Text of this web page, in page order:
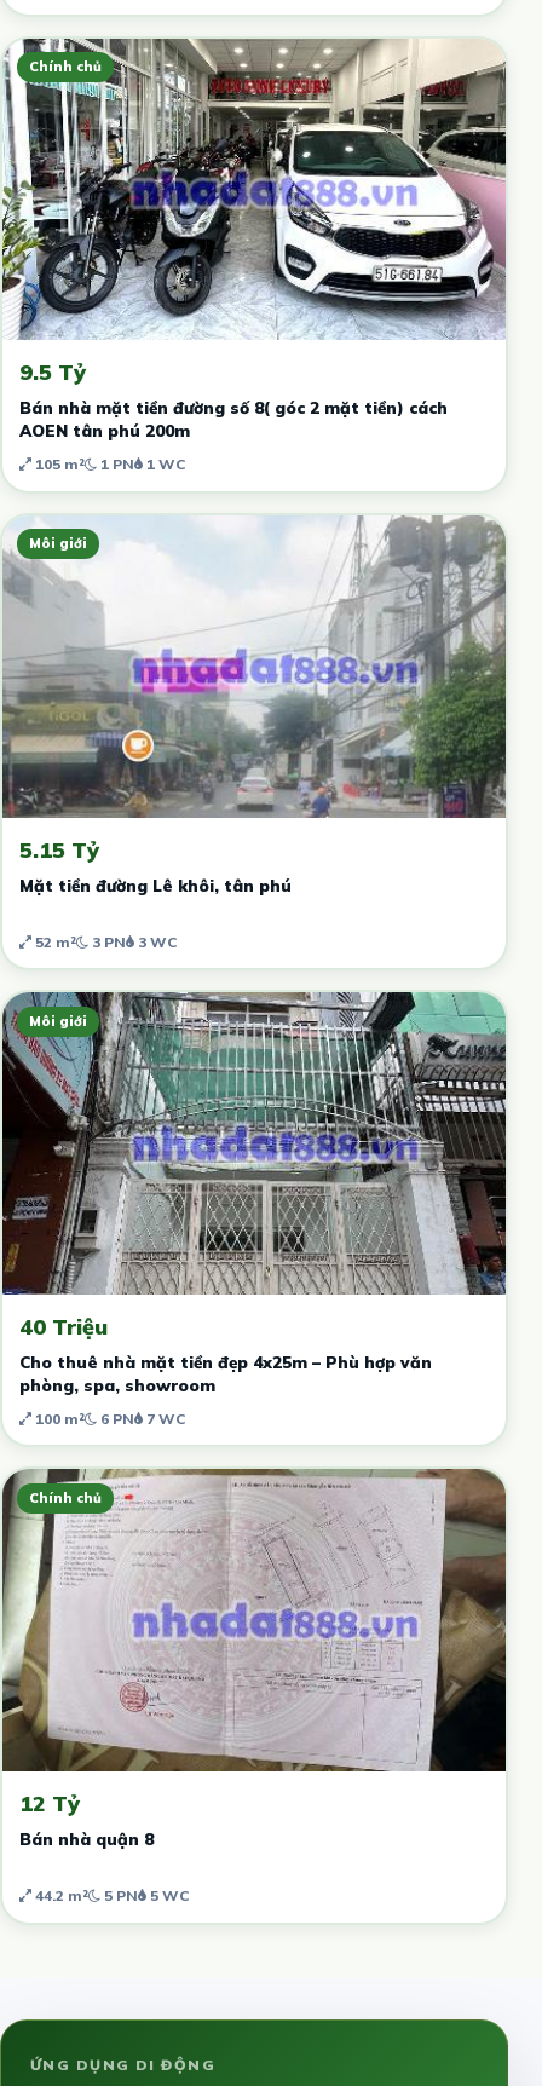
Chính chủ
9.5 Tỷ
Bán nhà mặt tiền đường số 8( góc 2 mặt tiền) cách
AOEN tân phú 200m
105 m² 1 PN 1 WC
Môi giới
5.15 Tỷ
Mặt tiền đường Lê khôi, tân phú
52 m² 3 PN 3 WC
Môi giới
40 Triệu
Cho thuê nhà mặt tiền đẹp 4x25m – Phù hợp văn
phòng, spa, showroom
100 m² 6 PN 7 WC
Chính chủ
12 Tỷ
Bán nhà quận 8
44.2 m² 5 PN 5 WC
ỨNG DỤNG DI ĐỘNG